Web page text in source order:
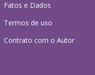
Fatos e Dados
Termos de uso
Contrato com o Autor